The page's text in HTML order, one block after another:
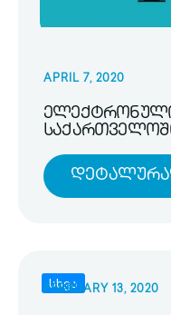
APRIL 7, 2020
სხვა
FEBRUARY 13, 2020